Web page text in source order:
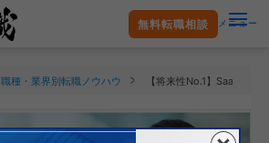
無料転職相談 メニュー
職種・業界別転職ノウハウ 【将来性No.1】SaaS営